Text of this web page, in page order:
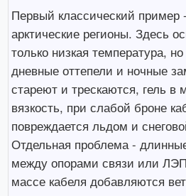
Первый классический пример
арктические регионы. Здесь
только низкая температура,
дневные оттепели и ночные
стареют и трескаются, гель в
вязкость, при слабой броне
повреждается льдом и
Отдельная проблема -
между опорами связи или
массе кабеля добавляются